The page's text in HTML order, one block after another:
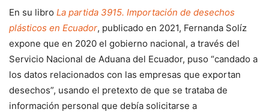
En su libro La partida 3915. Importación de desechos
plásticos en Ecuador, publicado en 2021, Fernanda Solíz
expone que en 2020 el gobierno nacional, a través del
Servicio Nacional de Aduana del Ecuador, puso “candado a
los datos relacionados con las empresas que exportan
desechos”, usando el pretexto de que se trataba de
información personal que debía solicitarse a